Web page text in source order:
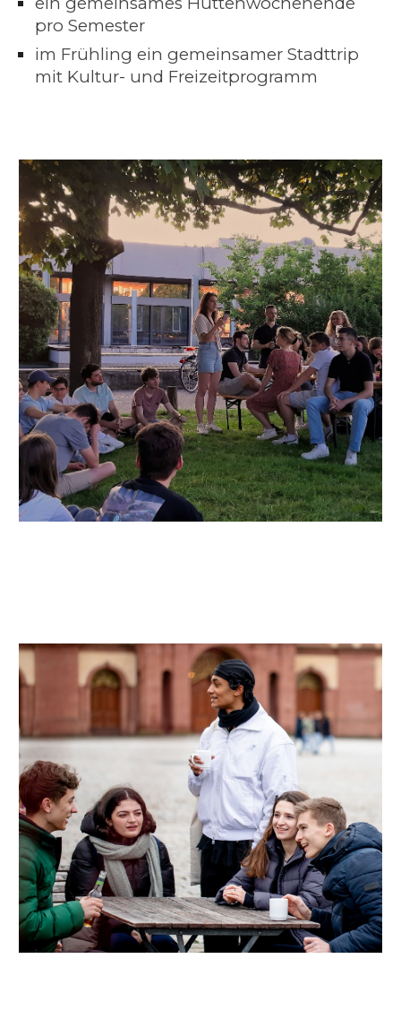
pro Semester
im Frühling ein gemeinsamer Stadttrip
mit Kultur- und Freizeitprogramm